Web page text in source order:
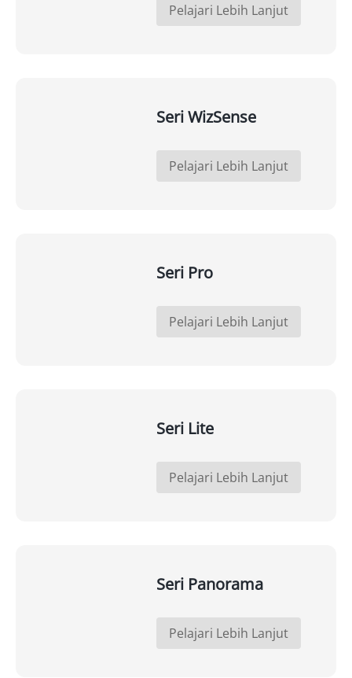
Pelajari Lebih Lanjut
Seri WizSense
Pelajari Lebih Lanjut
Seri Pro
Pelajari Lebih Lanjut
Seri Lite
Pelajari Lebih Lanjut
Seri Panorama
Pelajari Lebih Lanjut